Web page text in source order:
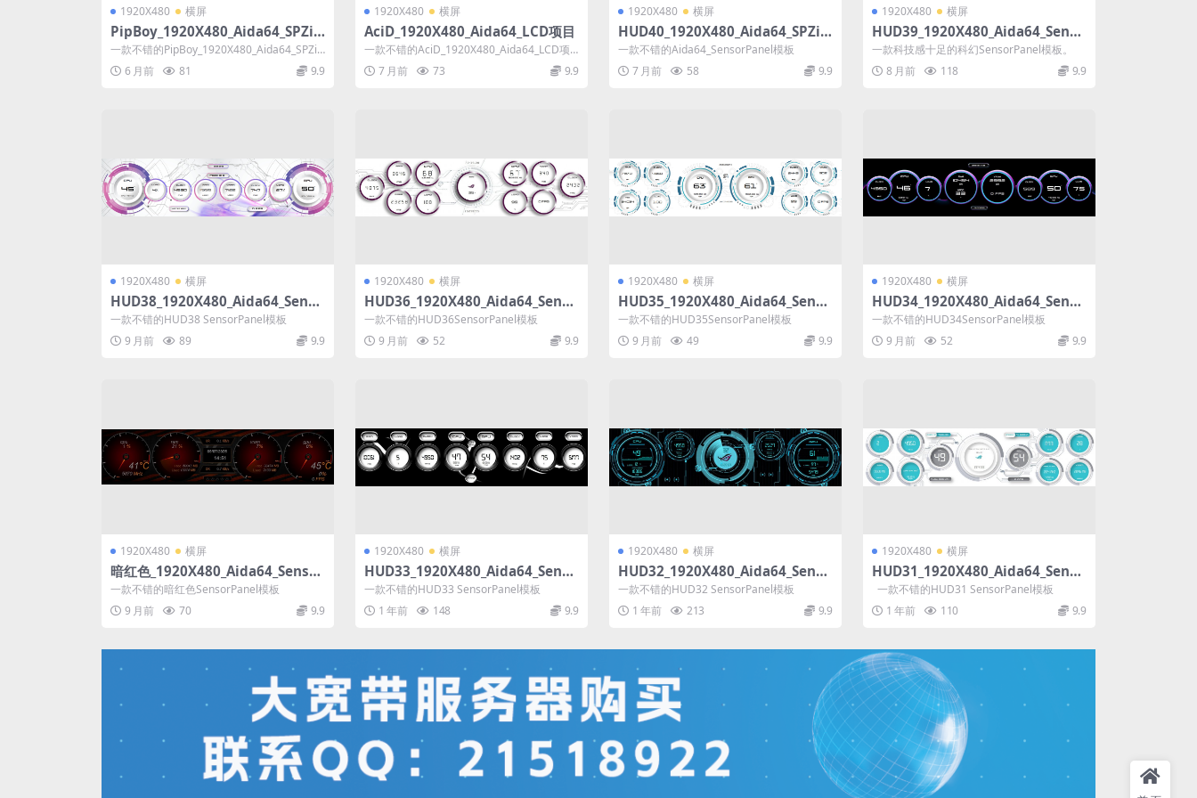
1920X480 横屏
PipBoy_1920X480_Aida64_SPZip
模板
一款不错的PipBoy_1920X480_Aida64_SPZip
模板
6 月前 81 9.9
1920X480 横屏
AciD_1920X480_Aida64_LCD项目
一款不错的AciD_1920X480_Aida64_LCD项
目
7 月前 73 9.9
1920X480 横屏
HUD40_1920X480_Aida64_SPZip
模板
一款不错的Aida64_SensorPanel模板
7 月前
58 9.9
1920X480 横屏
HUD39_1920X480_Aida64_Senso
rPanel模板
一款科技感十足的科幻SensorPanel模板。
8 月前
118 9.9
1920X480 横屏
HUD38_1920X480_Aida64_Senso
rPanel模板
一款不错的HUD38 SensorPanel模板
9 月前
89 9.9
1920X480 横屏
HUD36_1920X480_Aida64_Senso
rPanel模板
一款不错的HUD36SensorPanel模板
9 月前
52 9.9
1920X480 横屏
HUD35_1920X480_Aida64_Senso
rPanel模板
一款不错的HUD35SensorPanel模板
9 月前
49 9.9
1920X480 横屏
HUD34_1920X480_Aida64_Senso
rPanel模板
一款不错的HUD34SensorPanel模板
9 月前
52 9.9
1920X480 横屏
暗红色_1920X480_Aida64_Sensor
Panel模板
一款不错的暗红色SensorPanel模板
9 月前
70 9.9
1920X480 横屏
HUD33_1920X480_Aida64_Senso
rPanel模板
一款不错的HUD33 SensorPanel模板
1 年前
148 9.9
1920X480 横屏
HUD32_1920X480_Aida64_Senso
rPanel模板
一款不错的HUD32 SensorPanel模板
1 年前
213 9.9
1920X480 横屏
HUD31_1920X480_Aida64_Senso
rPanel模板
一款不错的HUD31 SensorPanel模板
1 年前
110 9.9